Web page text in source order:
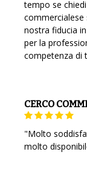
tempo se
nostra fiducia
per la
competenza di
CERCO
"Molto
molto